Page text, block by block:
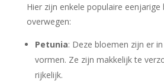
Hier zijn enkele populaire
overwegen:
Petunia: Deze bloemen zijn er
vormen. Ze zijn makkelijk te
rijkelijk.